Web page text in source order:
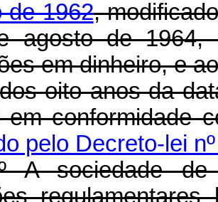
de 1962,
agosto de 1964,
em dinheiro, e
oito anos da
em conformidade
pelo Decreto-lei
A sociedade de